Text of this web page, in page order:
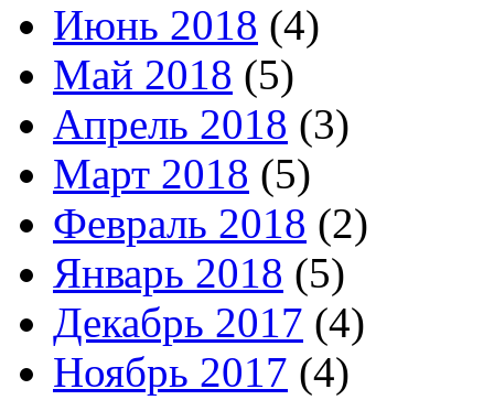
Июнь 2018 (4)
Май 2018 (5)
Апрель 2018 (3)
Март 2018 (5)
Февраль 2018 (2)
Январь 2018 (5)
Декабрь 2017 (4)
Ноябрь 2017 (4)